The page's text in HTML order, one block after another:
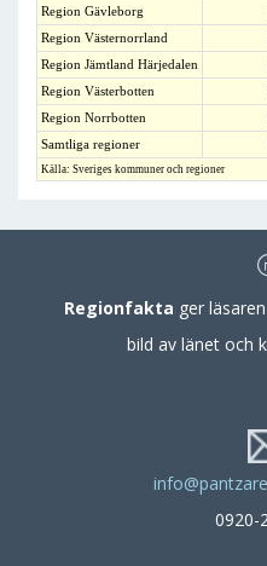
Region Gävleborg
Region Västernorrland
Region Jämtland Härjedalen
Region Västerbotten
Region Norrbotten
Samtliga regioner
Källa: Sveriges kommuner och regioner
Regionfakta ger
bild av länet och
0920-